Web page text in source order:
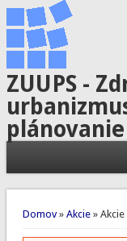
ZUUPS -
Nachádzate
Domov» Akcie» Akcie